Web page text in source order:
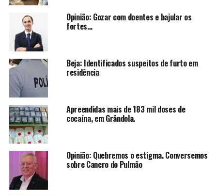
Opinião: Gozar com doentes e bajular os
fortes…
Beja: Identificados suspeitos de furto em
residência
Apreendidas mais de 183 mil doses de
cocaína, em Grândola.
Opinião: Quebremos o estigma. Conversemos
sobre Cancro do Pulmão